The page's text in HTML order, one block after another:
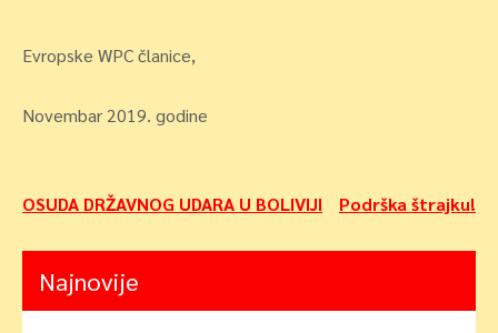
Evropske WPC članice,
Novembar 2019. godine
Navigacija
objava
OSUDA DRŽAVNOG UDARA U BOLIVIJI Podrška štrajku!
Najnovije